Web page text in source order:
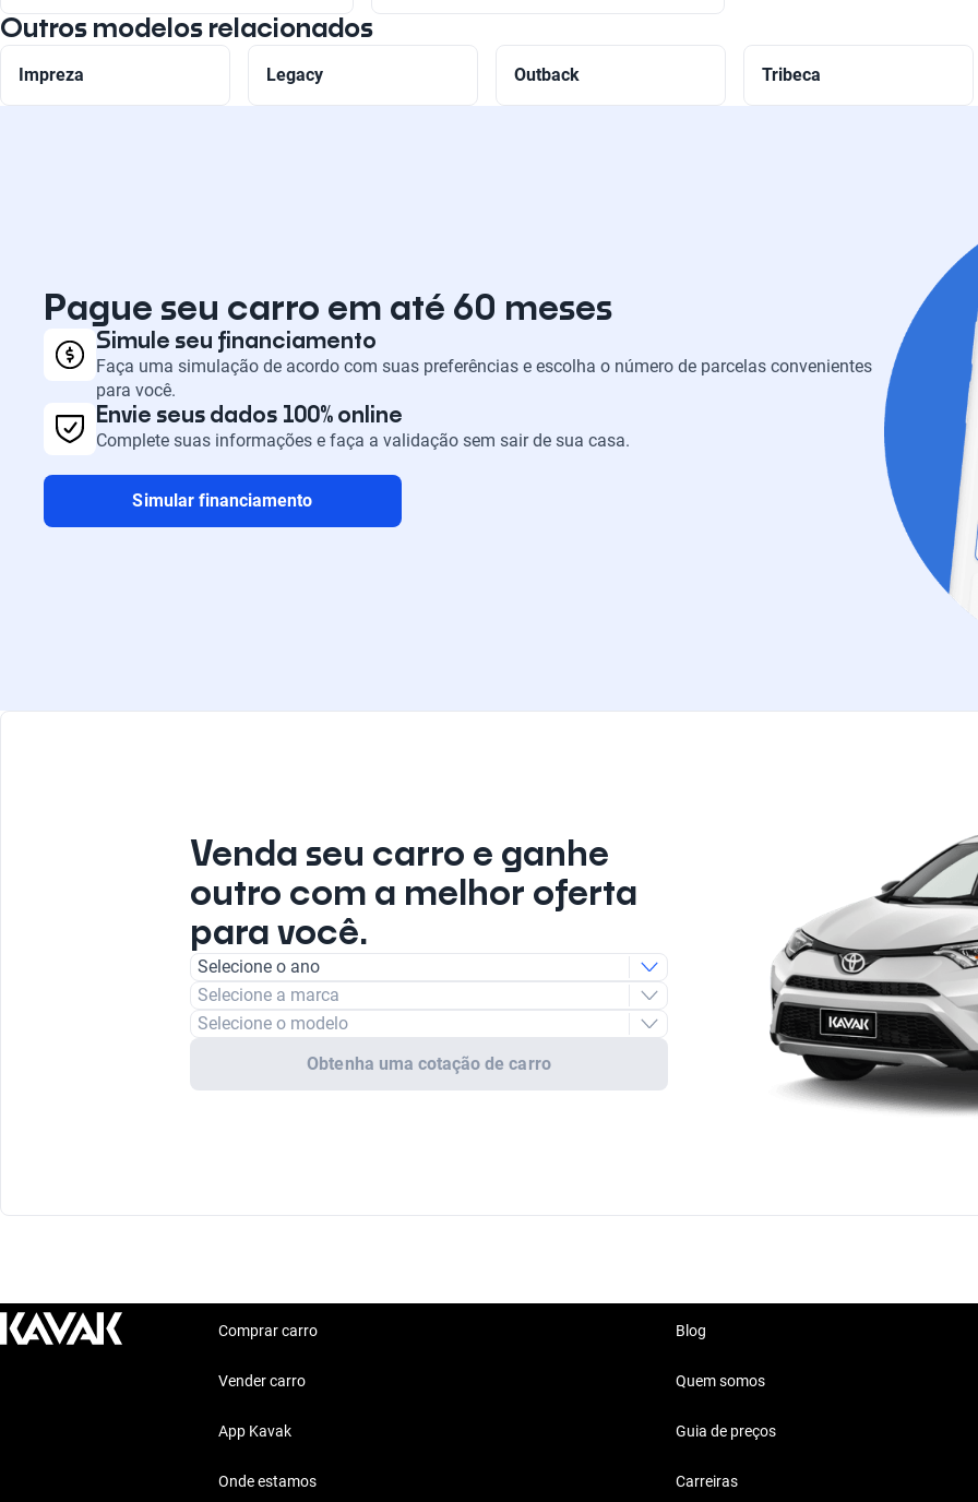
Outros modelos relacionados
Impreza Legacy Outback Tribeca
Pague seu carro em até 60 meses
Simule seu financiamento
Faça uma simulação de acordo com suas preferências e escolha o número de parcelas convenientes
para você.
Envie seus dados 100% online
Complete suas informações e faça a validação sem sair de sua casa.
Simular financiamento
Venda seu carro e ganhe
outro com a melhor oferta
para você.
Selecione o ano
Selecione a marca
Selecione o modelo
Obtenha uma cotação de carro
Comprar carro
Vender carro
App Kavak
Onde estamos
Blog
Quem somos
Guia de preços
Carreiras